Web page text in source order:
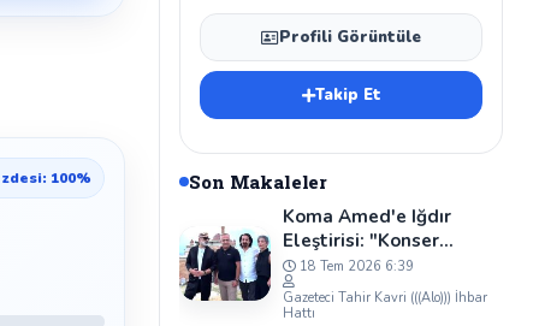
100%
Profili Görüntüle
Takip Et
Son Makaleler
Koma Amed'e Iğdır
Eleştirisi: "Konser
Iğdır'da, Neden Tanıtım
Başka Yerde?"
18 Tem 2026 6:39
Gazeteci Tahir Kavri (((Alo))) İhbar
Hattı